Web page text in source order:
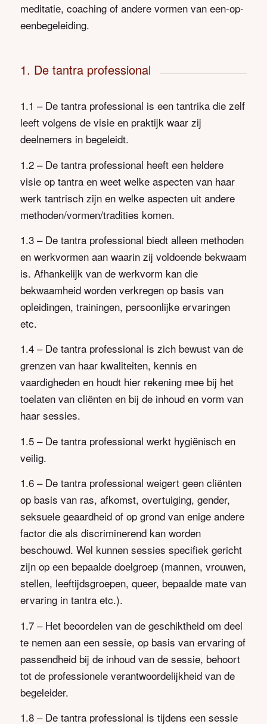
meditatie, coaching of andere vormen van een-op-
eenbegeleiding.
1. De tantra professional
1.1 – De tantra professional is een tantrika die zelf
leeft volgens de visie en praktijk waar zij
deelnemers in begeleidt.
1.2 – De tantra professional heeft een heldere
visie op tantra en weet welke aspecten van haar
werk tantrisch zijn en welke aspecten uit andere
methoden/vormen/tradities komen.
1.3 – De tantra professional biedt alleen methoden
en werkvormen aan waarin zij voldoende bekwaam
is. Afhankelijk van de werkvorm kan die
bekwaamheid worden verkregen op basis van
opleidingen, trainingen, persoonlijke ervaringen
etc.
1.4 – De tantra professional is zich bewust van de
grenzen van haar kwaliteiten, kennis en
vaardigheden en houdt hier rekening mee bij het
toelaten van cliënten en bij de inhoud en vorm van
haar sessies.
1.5 – De tantra professional werkt hygiënisch en
veilig.
1.6 – De tantra professional weigert geen cliënten
op basis van ras, afkomst, overtuiging, gender,
seksuele geaardheid of op grond van enige andere
factor die als discriminerend kan worden
beschouwd. Wel kunnen sessies specifiek gericht
zijn op een bepaalde doelgroep (mannen, vrouwen,
stellen, leeftijdsgroepen, queer, bepaalde mate van
ervaring in tantra etc.).
1.7 – Het beoordelen van de geschiktheid om deel
te nemen aan een sessie, op basis van ervaring of
passendheid bij de inhoud van de sessie, behoort
tot de professionele verantwoordelijkheid van de
begeleider.
1.8 – De tantra professional is tijdens een sessie